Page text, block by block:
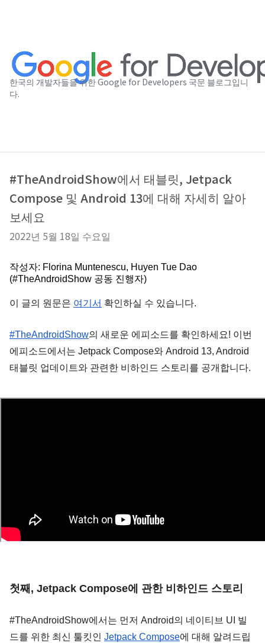
한국의 개발자들을 위한 Google for Developers 국문 블로그입니
다.
#TheAndroidShow에서 태블릿, Jetpack
Compose 및 Android 13에 대해 자세히 알아
보세요
2022년 5월 18일 수요일
작성자: Florina Muntenescu, Huyen Tue Dao
(#TheAndroidShow 공동 진행자)
이 글의 원문은 여기서 확인하실 수 있습니다.
#TheAndroidShow의 새로운 에피소드를 확인하세요! 이번
에피소드에서는 Jetpack Compose와 Android 13, Android
태블릿 업데이트와 관련한 비하인드 스토리를 공개합니다.
첫째, Jetpack Compose에 관한 비하인드 스토리
#TheAndroidShow에서는 먼저 Android의 네이티브 UI 빌
드를 위한 최신 툴킷인 Jetpack Compose에 대해 알려드립